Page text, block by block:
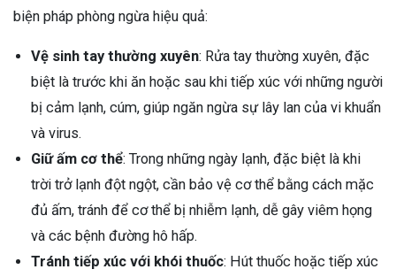
biện pháp phòng ngừa hiệu quả:
Vệ sinh tay thường xuyên: Rửa tay thường xuyên, đặc
biệt là trước khi ăn hoặc sau khi tiếp xúc với những người
bị cảm lạnh, cúm, giúp ngăn ngừa sự lây lan của vi khuẩn
và virus.
Giữ ấm cơ thể: Trong những ngày lạnh, đặc biệt là khi
trời trở lạnh đột ngột, cần bảo vệ cơ thể bằng cách mặc
đủ ấm, tránh để cơ thể bị nhiễm lạnh, dễ gây viêm họng
và các bệnh đường hô hấp.
Tránh tiếp xúc với khói thuốc: Hút thuốc hoặc tiếp xúc